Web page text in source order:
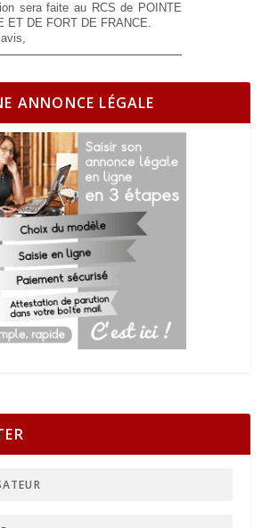
sera faite au RCS de POINTE
ET DE FORT DE FRANCE.
ANNONCE LÉGALE